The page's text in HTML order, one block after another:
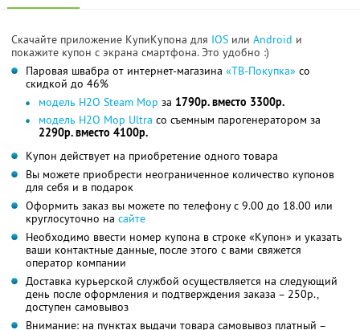
Скачайте приложение КупиКупона для IOS или Android и
покажите купон с экрана смартфона. Это удобно :)
Паровая швабра от интернет-магазина «ТВ-Покупка» со
скидкой до 46%
модель Н2О Steam Mop за 1790р. вместо 3300р.
модель H2O Mop Ultra со съемным парогенератором за
2290р. вместо 4100р.
Купон действует на приобретение одного товара
Вы можете приобрести неограниченное количество купонов
для себя и в подарок
Оформить заказ вы можете по телефону с 9.00 до 18.00 или
круглосуточно на сайте
Необходимо ввести номер купона в строке «Купон» и указать
ваши контактные данные, после этого с вами свяжется
оператор компании
Доставка курьерской службой осуществляется на следующий
день после оформления и подтверждения заказа – 250р.,
доступен самовывоз
Внимание: на пунктах выдачи товара самовывоз платный –